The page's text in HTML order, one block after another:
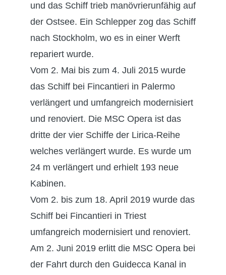
und das Schiff trieb manövrierunfähig auf
der Ostsee. Ein Schlepper zog das Schiff
nach Stockholm, wo es in einer Werft
repariert wurde.
Vom 2. Mai bis zum 4. Juli 2015 wurde
das Schiff bei Fincantieri in Palermo
verlängert und umfangreich modernisiert
und renoviert. Die MSC Opera ist das
dritte der vier Schiffe der Lirica-Reihe
welches verlängert wurde. Es wurde um
24 m verlängert und erhielt 193 neue
Kabinen.
Vom 2. bis zum 18. April 2019 wurde das
Schiff bei Fincantieri in Triest
umfangreich modernisiert und renoviert.
Am 2. Juni 2019 erlitt die MSC Opera bei
der Fahrt durch den Guidecca Kanal in